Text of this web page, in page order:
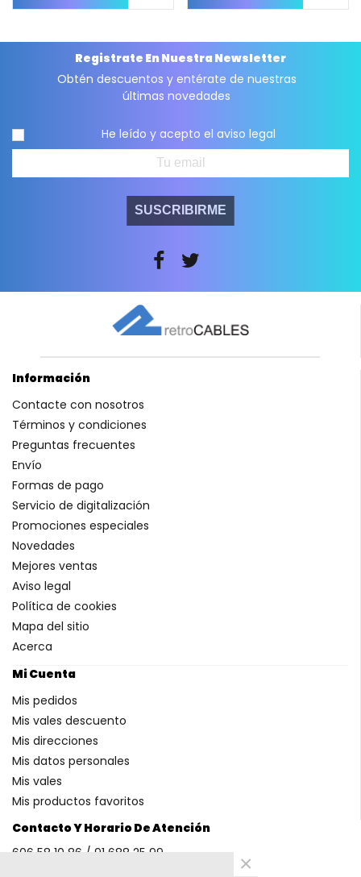
Registrate En Nuestra Newsletter
Obtén descuentos y entérate de nuestras
últimas novedades
He leído y acepto el aviso legal
SUSCRIBIRME
Contacto Y Horario De Atención
606 58 10 86 / 91 688 25 99
Información
Contacte con nosotros
Términos y condiciones
Preguntas frecuentes
Envío
Formas de pago
Servicio de digitalización
Promociones especiales
Novedades
Mejores ventas
Aviso legal
Política de cookies
Mapa del sitio
Acerca
Mi Cuenta
Mis pedidos
Mis vales descuento
Mis direcciones
Mis datos personales
Mis vales
Mis productos favoritos
×